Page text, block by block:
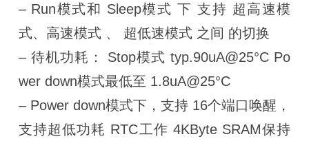
– Run模式和 Sleep模式 下 支持 超高速模
式、高速模式 、 超低速模式 之间 的切换
– 待机功耗： Stop模式 typ.90uA@25°C Po
wer down模式最低至 1.8uA@25°C
– Power down模式下，支持 16个端口唤醒，
支持超低功耗 RTC工作 4KByte SRAM保持